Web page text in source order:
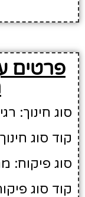
פרטים
סוג חינוך:
קוד סוג חינוך:
סוג פיקוח:
קוד סוג